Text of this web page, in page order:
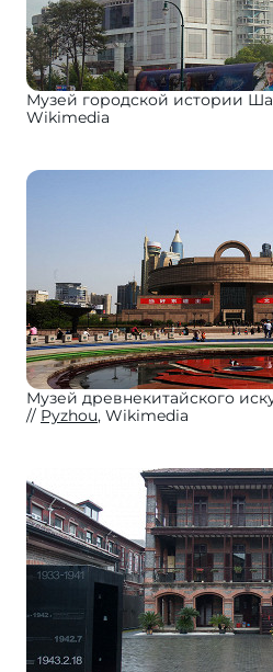
Музей городской истории
Wikimedia
Музей древнекитайского
Pyzhou, Wikimedia